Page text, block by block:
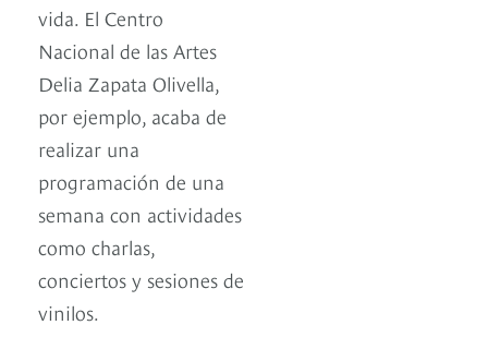
vida. El Centro
Nacional de las Artes
Delia Zapata Olivella,
por ejemplo, acaba de
realizar una
programación de una
semana con actividades
como charlas,
conciertos y sesiones de
vinilos.